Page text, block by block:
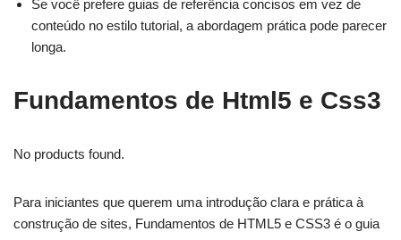
Se você prefere guias de referência concisos em vez de
conteúdo no estilo tutorial, a abordagem prática pode parecer
longa.
Fundamentos de Html5 e Css3
No products found.
Para iniciantes que querem uma introdução clara e prática à
construção de sites, Fundamentos de HTML5 e CSS3 é o guia